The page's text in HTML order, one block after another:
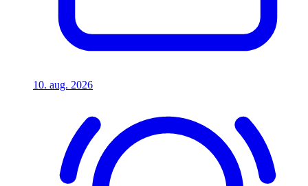
10. aug. 2026